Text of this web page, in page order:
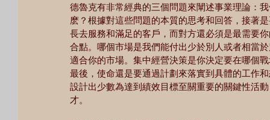
德魯克有非常經典的三個問題來闡述事業理論：
麽？根據對這些問題的本質的思考和回答，接著
長去服務和滿足的客戶，而對方還必須是最需要
合點。哪個市場是我們能付出少於別人或者相當
適合你的市場。集中經營決策是你決定要在哪個
最後，使命還是要通過計劃來落實到具體的工作
設計出少數為達到績效目標至關重要的關鍵性活
才。